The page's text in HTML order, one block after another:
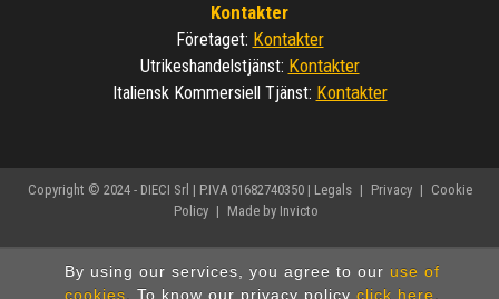
By using our services, you agree to our use of
cookies. To know our privacy policy click here.
Kontakter
Företaget: Kontakter
Utrikeshandelstjänst: Kontakter
Italiensk Kommersiell Tjänst: Kontakter
Copyright © 2024 - DIECI Srl | P.IVA 01682740350 | Legals | Privacy | Cookie
Policy | Made by Invicto